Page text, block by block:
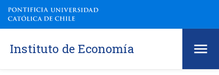
Instituto de Economía